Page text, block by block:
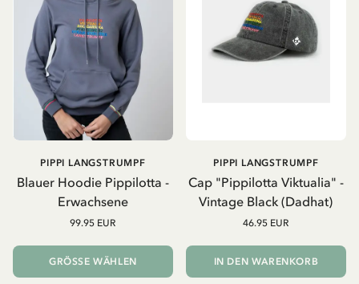
Blauer Hoodie Pippilotta -
Erwachsene
PIPPI LANGSTRUMPF
99.95 EUR
GRÖSSE WÄHLEN
Cap "Pippilotta Viktualia" -
Vintage Black (Dadhat)
PIPPI LANGSTRUMPF
46.95 EUR
IN DEN WARENKORB